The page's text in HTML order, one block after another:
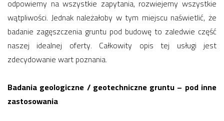
odpowiemy na wszystkie zapytania, rozwiejemy wszystkie
wątpliwości. Jednak należałoby w tym miejscu naświetlić, że
badanie zagęszczenia gruntu pod budowę to zaledwie część
naszej idealnej oferty. Całkowity opis tej usługi jest
zdecydowanie wart poznania.
Badania geologiczne / geotechniczne gruntu – pod inne
zastosowania